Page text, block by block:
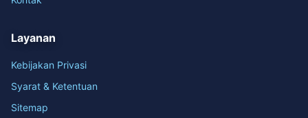
Layanan
Kebijakan Privasi
Syarat & Ketentuan
Sitemap